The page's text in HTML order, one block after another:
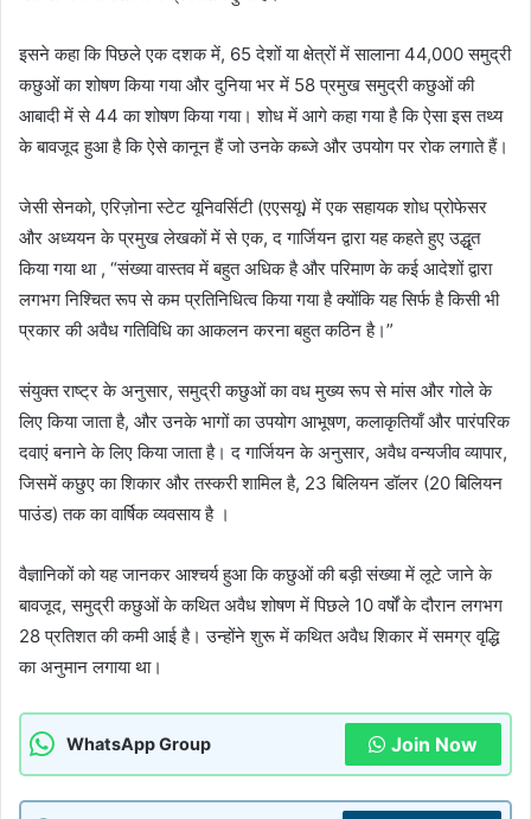
इसने कहा कि पिछले एक दशक में, 65 देशों या क्षेत्रों में सालाना 44,000 समुद्री
कछुओं का शोषण किया गया और दुनिया भर में 58 प्रमुख समुद्री कछुओं की
आबादी में से 44 का शोषण किया गया। शोध में आगे कहा गया है कि ऐसा इस तथ्य
के बावजूद हुआ है कि ऐसे कानून हैं जो उनके कब्जे और उपयोग पर रोक लगाते हैं।
जेसी सेनको, एरिज़ोना स्टेट यूनिवर्सिटी (एएसयू) में एक सहायक शोध प्रोफेसर
और अध्ययन के प्रमुख लेखकों में से एक, द गार्जियन द्वारा यह कहते हुए उद्धृत
किया गया था , “संख्या वास्तव में बहुत अधिक है और परिमाण के कई आदेशों द्वारा
लगभग निश्चित रूप से कम प्रतिनिधित्व किया गया है क्योंकि यह सिर्फ है किसी भी
प्रकार की अवैध गतिविधि का आकलन करना बहुत कठिन है।”
संयुक्त राष्ट्र के अनुसार, समुद्री कछुओं का वध मुख्य रूप से मांस और गोले के
लिए किया जाता है, और उनके भागों का उपयोग आभूषण, कलाकृतियाँ और पारंपरिक
दवाएं बनाने के लिए किया जाता है। द गार्जियन के अनुसार, अवैध वन्यजीव व्यापार,
जिसमें कछुए का शिकार और तस्करी शामिल है, 23 बिलियन डॉलर (20 बिलियन
पाउंड) तक का वार्षिक व्यवसाय है ।
वैज्ञानिकों को यह जानकर आश्चर्य हुआ कि कछुओं की बड़ी संख्या में लूटे जाने के
बावजूद, समुद्री कछुओं के कथित अवैध शोषण में पिछले 10 वर्षों के दौरान लगभग
28 प्रतिशत की कमी आई है। उन्होंने शुरू में कथित अवैध शिकार में समग्र वृद्धि
का अनुमान लगाया था।
WhatsApp Group Join Now